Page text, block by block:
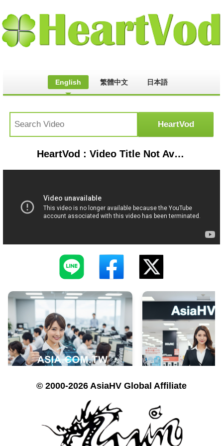
English 繁體中文 日本語
HeartVod : Video Title Not Available
© 2000-2026 AsiaHV Global Affiliate